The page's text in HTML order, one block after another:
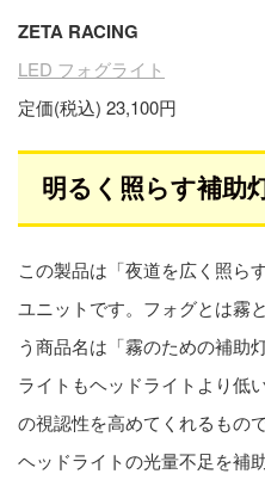
ZETA RACING
LED フォグライト
定価(税込) 23,100円
明るく照らす補助
この製品は「夜道を広く照ら
ユニットです。フォグとは霧
う商品名は「霧のための補助
ライトもヘッドライトより低
の視認性を高めてくれるもの
ヘッドライトの光量不足を補